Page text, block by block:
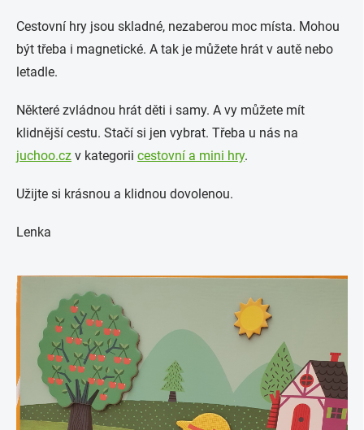
Cestovní hry jsou skladné, nezaberou moc místa. Mohou
být třeba i magnetické. A tak je můžete hrát v autě nebo
letadle.
Některé zvládnou hrát děti i samy. A vy můžete mít
klidnější cestu. Stačí si jen vybrat. Třeba u nás na
juchoo.cz v kategorii cestovní a mini hry.
Užijte si krásnou a klidnou dovolenou.
Lenka